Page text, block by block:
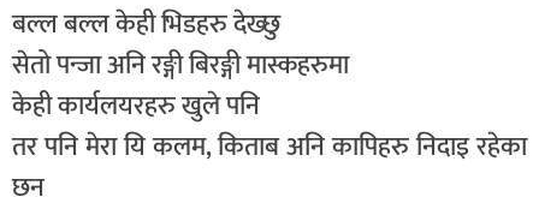
बल्ल बल्ल केही भिडहरु देख्छु
सेतो पन्जा अनि रङ्गी बिरङ्गी मास्कहरुमा
केही कार्यलयरहरु खुले पनि
तर पनि मेरा यि कलम, किताब अनि कापिहरु निदाइ रहेका
छन